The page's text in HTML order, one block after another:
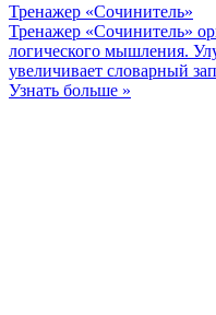
Тренажер «Сочинитель»
Тренажер «Сочинитель»
логического мышления.
увеличивает словарный
Узнать больше »